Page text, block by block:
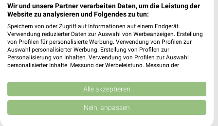
Maxhütte-Haidhof, Deutschland
381,21 km
RENO Angebote in Burgthann
384,37 km
Wir und unsere Partner verarbeiten Daten, um die Leistung der
Website zu analysieren und Folgendes zu tun:
Speichern von oder Zugriff auf Informationen auf einem Endgerät.
Verwendung reduzierter Daten zur Auswahl von Werbeanzeigen. Erstellung
von Profilen für personalisierte Werbung. Verwendung von Profilen zur
Auswahl personalisierter Werbung. Erstellung von Profilen zur
Personalisierung von Inhalten. Verwendung von Profilen zur Auswahl
personalisierter Inhalte. Messung der Werbeleistung. Messung der
Kombinationen von Daten aus verschiedenen Quellen. Entwicklung und
Verbesserung der Angebote. Verwendung reduzierter Daten zur Auswahl
von Inhalten.
Daten können außerhalb der Europäischen Union weitergegeben und in die
USA gesendet werden.
Alle akzeptieren
Nein, anpassen